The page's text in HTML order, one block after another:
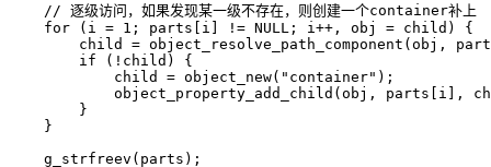
    // 逐级访问，如果发现某一级不存在，则创建一个container补上
    for (i = 1; parts[i] != NULL; i++, obj = child) {
child = object_resolve_path_component(obj,
        if (!child) {
            child = object_new("container");
object_property_add_child(obj, parts[i],
        }
    }
    g_strfreev(parts);